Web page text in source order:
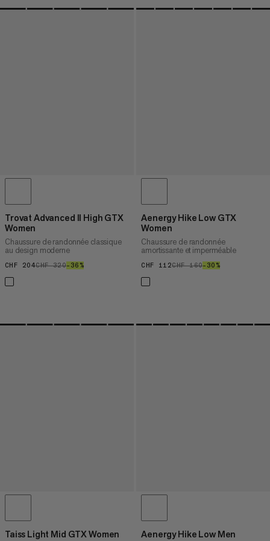
Trovat Advanced II High GTX
Women
Chaussure de randonnée classique
au design moderne
CHF 204CHF 204
CHF 320CHF 320
–36%36%
Aenergy Hike Low GTX
Women
Chaussure de randonnée
amortissante et imperméable
CHF 112CHF 112
CHF 160CHF 160
–30%
Taiss Light Mid GTX Women Aenergy Hike Low Men